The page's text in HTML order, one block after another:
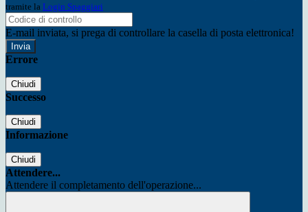
tramite la Login Spaggiari
E-mail inviata, si prega di controllare la casella di posta elettronica!
Errore
Chiudi
Successo
Chiudi
Informazione
Chiudi
Attendere...
Attendere il completamento dell'operazione...